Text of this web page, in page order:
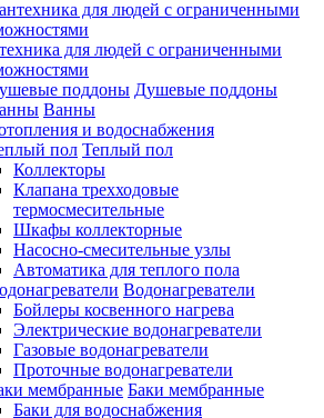
для людей с ограниченными
Душевые поддоны
Ванны
и водоснабжения
Теплый пол
Коллекторы
Клапана трехходовые
термосмесительные
Шкафы коллекторные
Насосно-смесительные узлы
Автоматика для теплого пола
Водонагреватели
Бойлеры косвенного нагрева
Электрические водонагреватели
Газовые водонагреватели
Проточные водонагреватели
Баки мембранные
Баки для водоснабжения